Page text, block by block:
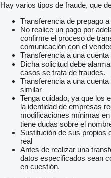
Hay varios tipos de fraude, que
Transferencia de prepago
No realice un pago por
confirme el proceso de
comunicación con el
Transferencia a una
Dicha solicitud debe
casos se trata de fraudes.
Transferencia a una
similar
Tenga cuidado, ya que los
la identidad de empresas
modificaciones mínimas
tiene dudas sobre el
Sustitución de sus propios
real
Antes de realizar una
datos especificados sean
en cuestión.